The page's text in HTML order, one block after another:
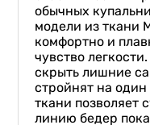
обычных
модели из ткани
комфортно и
чувство
скрыть лишние
стройнят на
ткани позволяет
линию бедер